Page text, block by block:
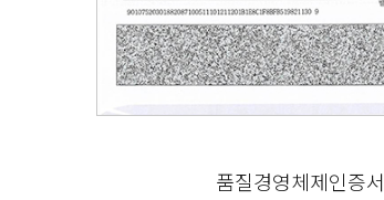
품질경영체제인증서